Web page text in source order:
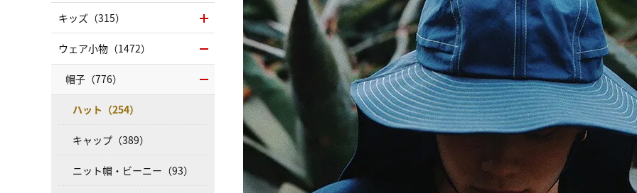
キッズ（315）
ウェア小物（1472）
帽子（776）
ハット（254）
キャップ（389）
ニット帽・ビーニー（93）